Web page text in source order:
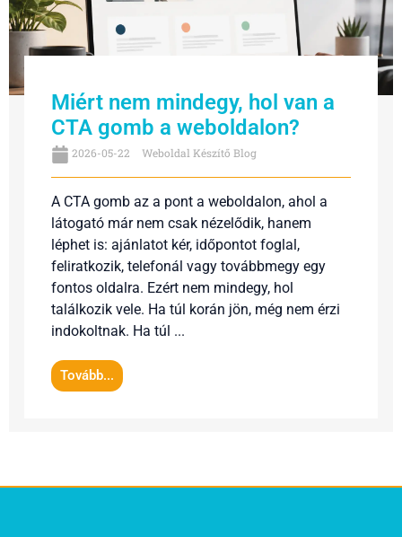
Miért nem mindegy, hol van a
CTA gomb a weboldalon?
2026-05-22 Weboldal Készítő Blog
A CTA gomb az a pont a weboldalon, ahol a
látogató már nem csak nézelődik, hanem
léphet is: ajánlatot kér, időpontot foglal,
feliratkozik, telefonál vagy továbbmegy egy
fontos oldalra. Ezért nem mindegy, hol
találkozik vele. Ha túl korán jön, még nem érzi
indokoltnak. Ha túl ...
Tovább...